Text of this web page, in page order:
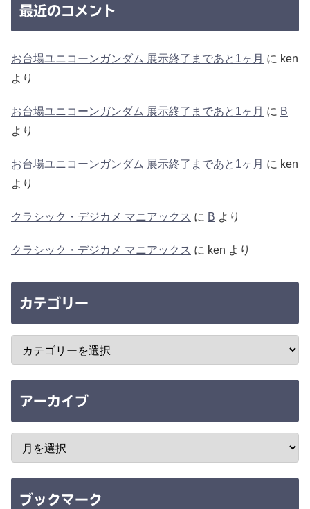
最近のコメント
お台場ユニコーンガンダム 展示終了まであと1ヶ月 に ken
より
お台場ユニコーンガンダム 展示終了まであと1ヶ月 に B
より
お台場ユニコーンガンダム 展示終了まであと1ヶ月 に ken
より
クラシック・デジカメ マニアックス に B より
クラシック・デジカメ マニアックス に ken より
カテゴリー
アーカイブ
ブックマーク